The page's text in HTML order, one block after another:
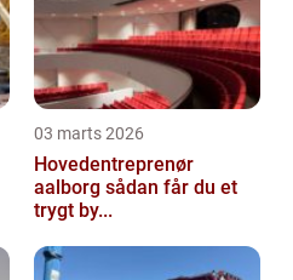
03 marts 2026
Hovedentreprenør
aalborg sådan får du et
trygt by...